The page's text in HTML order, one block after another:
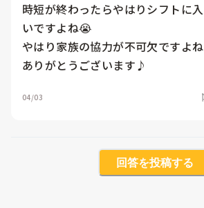
時短が終わったらやはりシフトに
いですよね😭
やはり家族の協力が不可欠ですよね
ありがとうございます♪
04/03
回答を投稿する